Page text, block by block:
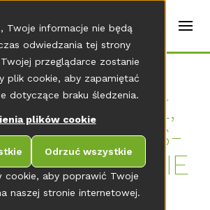
cookie, aby poprawić Twoje
naszej stronie internetowej.
Twoje informacje nie będą
odwiedzania tej strony
przeglądarce zostanie
plik cookie, aby zapamiętać
dotyczące braku śledzenia.
plików cookie
Odrzuć wszystkie
DOKŁADNE,
I ELAS­
NAKŁADA­NIE
KLE­JU